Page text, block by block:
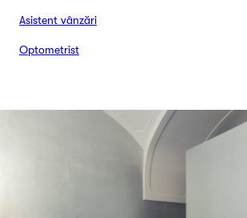
Asistent vânzări
Optometrist